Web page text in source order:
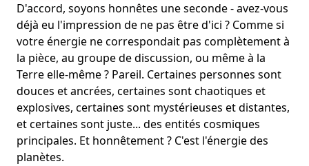
D'accord, soyons honnêtes une seconde - avez-vous
déjà eu l'impression de ne pas être d'ici ? Comme si
votre énergie ne correspondait pas complètement à
la pièce, au groupe de discussion, ou même à la
Terre elle-même ? Pareil. Certaines personnes sont
douces et ancrées, certaines sont chaotiques et
explosives, certaines sont mystérieuses et distantes,
et certaines sont juste... des entités cosmiques
principales. Et honnêtement ? C'est l'énergie des
planètes.